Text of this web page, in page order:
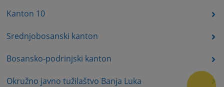
Kanton 10
Srednjobosanski kanton
Bosansko-podrinjski kanton
Okružno javno tužilaštvo Banja Luka